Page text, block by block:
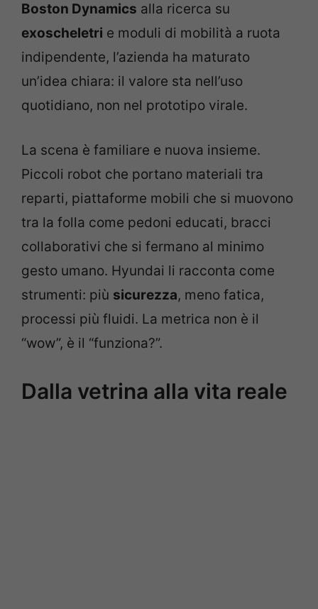
Boston Dynamics alla ricerca su
exoscheletri e moduli di mobilità a ruota
indipendente, l’azienda ha maturato
un’idea chiara: il valore sta nell’uso
quotidiano, non nel prototipo virale.
La scena è familiare e nuova insieme.
Piccoli robot che portano materiali tra
reparti, piattaforme mobili che si muovono
tra la folla come pedoni educati, bracci
collaborativi che si fermano al minimo
gesto umano. Hyundai li racconta come
strumenti: più sicurezza, meno fatica,
processi più fluidi. La metrica non è il
“wow”, è il “funziona?”.
Dalla vetrina alla vita reale